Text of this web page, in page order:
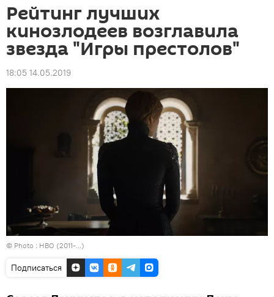
Рейтинг лучших
кинозлодеев возглавила
звезда "Игры престолов"
18:05 14.05.2019
© Photo : HBO (2011-...)
Подписаться